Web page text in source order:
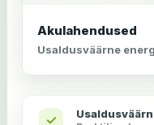
Akulahendused
Usaldusväärne
✓